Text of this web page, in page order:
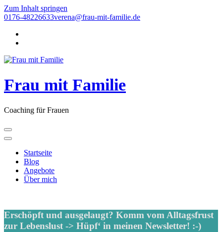
Zum Inhalt springen
0176-48226633verena@frau-mit-familie.de
Frau mit Familie
Coaching für Frauen
Startseite
Blog
Angebote
Über mich
Erschöpft und ausgelaugt? Komm vom Alltagsfrust
zur Lebenslust -> Hüpf‘ in meinen Newsletter! :-)